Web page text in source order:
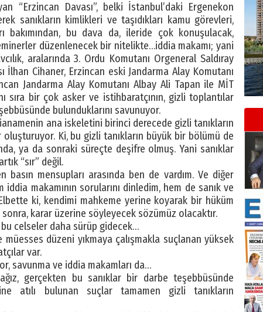
“Erzincan Davası”, belki İstanbul’daki Ergenekon
sanıkların kimlikleri ve taşıdıkları kamu görevleri,
bakımından, bu dava da, ileride çok konuşulacak,
düzenlenecek bir nitelikte…iddia makamı; yani
aralarında 3. Ordu Komutanı Orgeneral Saldıray
İlhan Cihaner, Erzincan eski Jandarma Alay Komutanı
Jandarma Alay Komutanı Albay Ali Tapan ile MİT
sıra bir çok asker ve istihbaratçının, gizli toplantılar
bulunduklarını savunuyor.
ana iskeletini birinci derecede gizli tanıkların
Ki, bu gizli tanıkların büyük bir bölümü de
ya da sonraki süreçte deşifre olmuş. Yani sanıklar
“sır” değil.
basın mensupları arasında ben de vardım. Ve diğer
makamının sorularını dinledim, hem de sanık ve
ki, kendimi mahkeme yerine koyarak bir hüküm
karar üzerine söyleyecek sözümüz olacaktır.
celseler daha sürüp gidecek…
düzeni yıkmaya çalışmakla suçlanan yüksek
var.
savunma ve iddia makamları da…
gerçekten bu sanıklar bir darbe teşebbüsünde
atılı bulunan suçlar tamamen gizli tanıkların